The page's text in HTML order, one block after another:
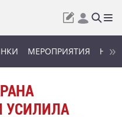
МЕРОПРИЯТИЯ
УСИЛИЛА